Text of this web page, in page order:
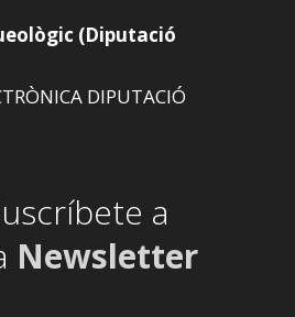
(Diputació
DIPUTACIÓ
a
Newsletter